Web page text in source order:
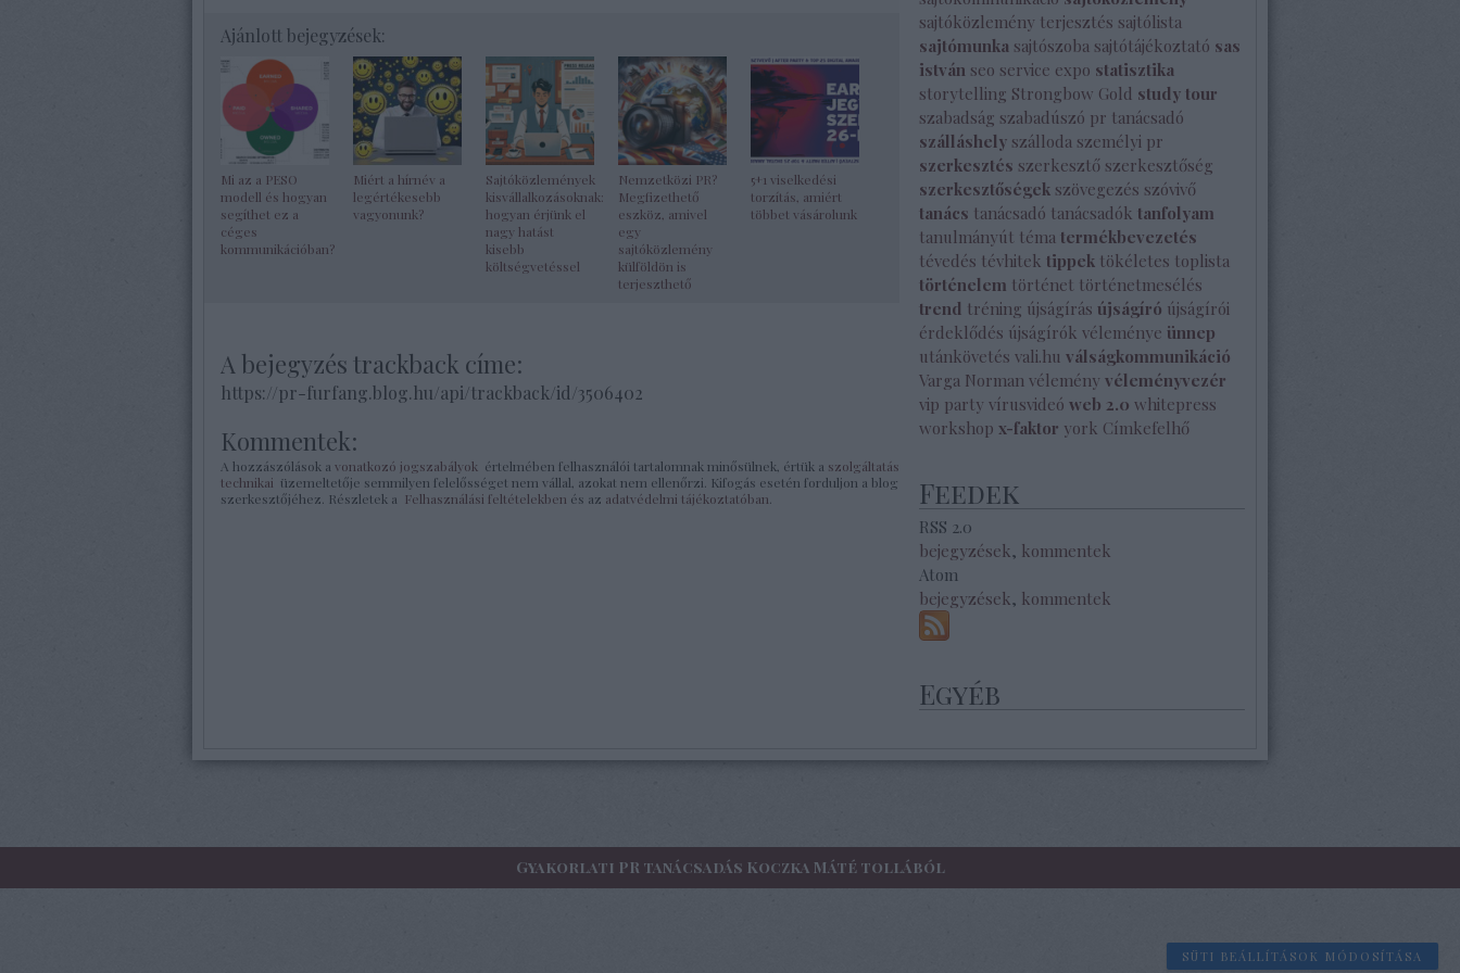
Ajánlott bejegyzések:
Mi az a PESO
modell és hogyan
segíthet ez a
céges
kommunikációban?
Miért a hírnév a
legértékesebb
vagyonunk?
Sajtóközlemények
kisvállalkozásoknak:
hogyan érjünk el
nagy hatást
kisebb
költségvetéssel
Nemzetközi PR?
Megfizethető
eszköz, amivel
egy
sajtóközlemény
külföldön is
terjeszthető
5+1 viselkedési
torzítás, amiért
többet vásárolunk
A bejegyzés trackback címe:
https://pr-furfang.blog.hu/api/trackback/id/3506402
Kommentek:
A hozzászólások a vonatkozó jogszabályok értelmében felhasználói tartalomnak minősülnek, értük a szolgáltatás
technikai üzemeltetője semmilyen felelősséget nem vállal, azokat nem ellenőrzi. Kifogás esetén forduljon a blog
szerkesztőjéhez. Részletek a Felhasználási feltételekben és az adatvédelmi tájékoztatóban
sajtóközlemény terjesztés sajtólista
sajtómunka sajtószoba sajtótájékoztató sas
istván seo service expo statisztika
storytelling Strongbow Gold study tour
szabadság szabadúszó pr tanácsadó
szálláshely szálloda személyi pr
szerkesztés szerkesztő szerkesztőség
szerkesztőségek szövegezés szóvivő
tanács tanácsadó tanácsadók tanfolyam
tanulmányút téma termékbevezetés
tévedés tévhitek tippek tökéletes toplista
történelem történet történetmesélés
trend tréning újságírás újságíró újságírói
érdeklődés újságírók véleménye ünnep
utánkövetés vali.hu válságkommunikáció
Varga Norman vélemény véleményvezér
vip party vírusvideó web 2.0 whitepress
workshop x-faktor york Címkefelhő
Feedek
RSS 2.0
bejegyzések, kommentek
Atom
bejegyzések, kommentek
Egyéb
Gyakorlati PR tanácsadás Koczka Máté tollából
SÜTI BEÁLLÍTÁSOK MÓDOSÍTÁSA